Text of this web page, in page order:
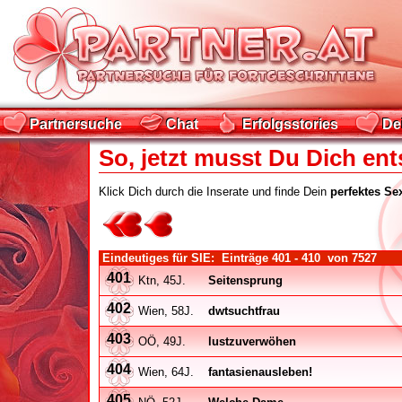
Partnersuche
Partnersuche Chat
Chat Erfolgsstories
Erfolgsstories
So, jetzt musst Du Dich
Klick Dich durch die Inserate und finde Dein perfektes
Eindeutiges für SIE: Einträge 401 - 410von 7527
401 Ktn, 45J. Seitensprung
402 Wien, 58J. dwtsuchtfrau
403 OÖ, 49J. lustzuverwöhen
404 Wien, 64J. fantasienausleben!